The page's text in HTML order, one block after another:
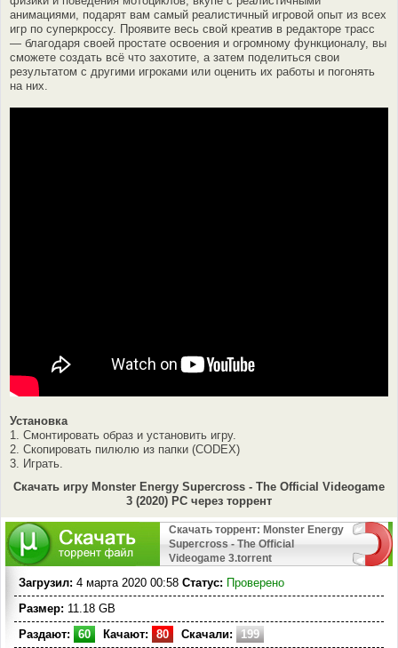
анимациями, подарят вам самый реалистичный игровой опыт из всех
игр по суперкроссу. Проявите весь свой креатив в редакторе трасс
— благодаря своей простате освоения и огромному функционалу, вы
сможете создать всё что захотите, а затем поделиться свои
результатом с другими игроками или оценить их работы и погонять
на них.
Установка
1. Смонтировать образ и установить игру.
2. Скопировать пилюлю из папки (CODEX)
3. Играть.
Скачать игру Monster Energy Supercross - The Official Videogame
3 (2020) PC через торрент
Скачать торрент: Monster Energy
Supercross - The Official
Videogame 3.torrent
Загрузил: 4 марта 2020 00:58 Статус: Проверено
Размер: 11.18 GB
Раздают:
60 Качают: 80 Скачали:
199